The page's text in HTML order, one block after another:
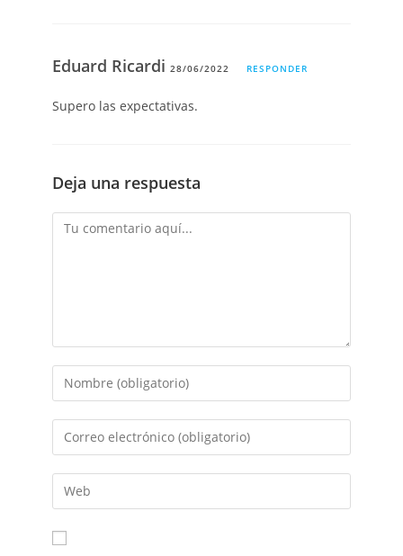
Eduard Ricardi28/06/2022 RESPONDER
Supero las expectativas.
Deja una respuesta